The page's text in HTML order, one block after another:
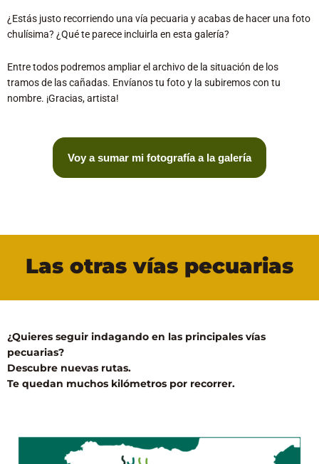
¿Estás justo recorriendo una vía pecuaria y acabas de hacer una foto
chulísima? ¿Qué te parece incluirla en esta galería?
Entre todos podremos ampliar el archivo de la situación de los
tramos de las cañadas. Envíanos tu foto y la subiremos con tu
nombre. ¡Gracias, artista!
Voy a sumar mi fotografía a la galería
Las otras vías pecuarias
¿Quieres seguir indagando en las principales vías
pecuarias?
Descubre nuevas rutas.
Te quedan muchos kilómetros por recorrer.